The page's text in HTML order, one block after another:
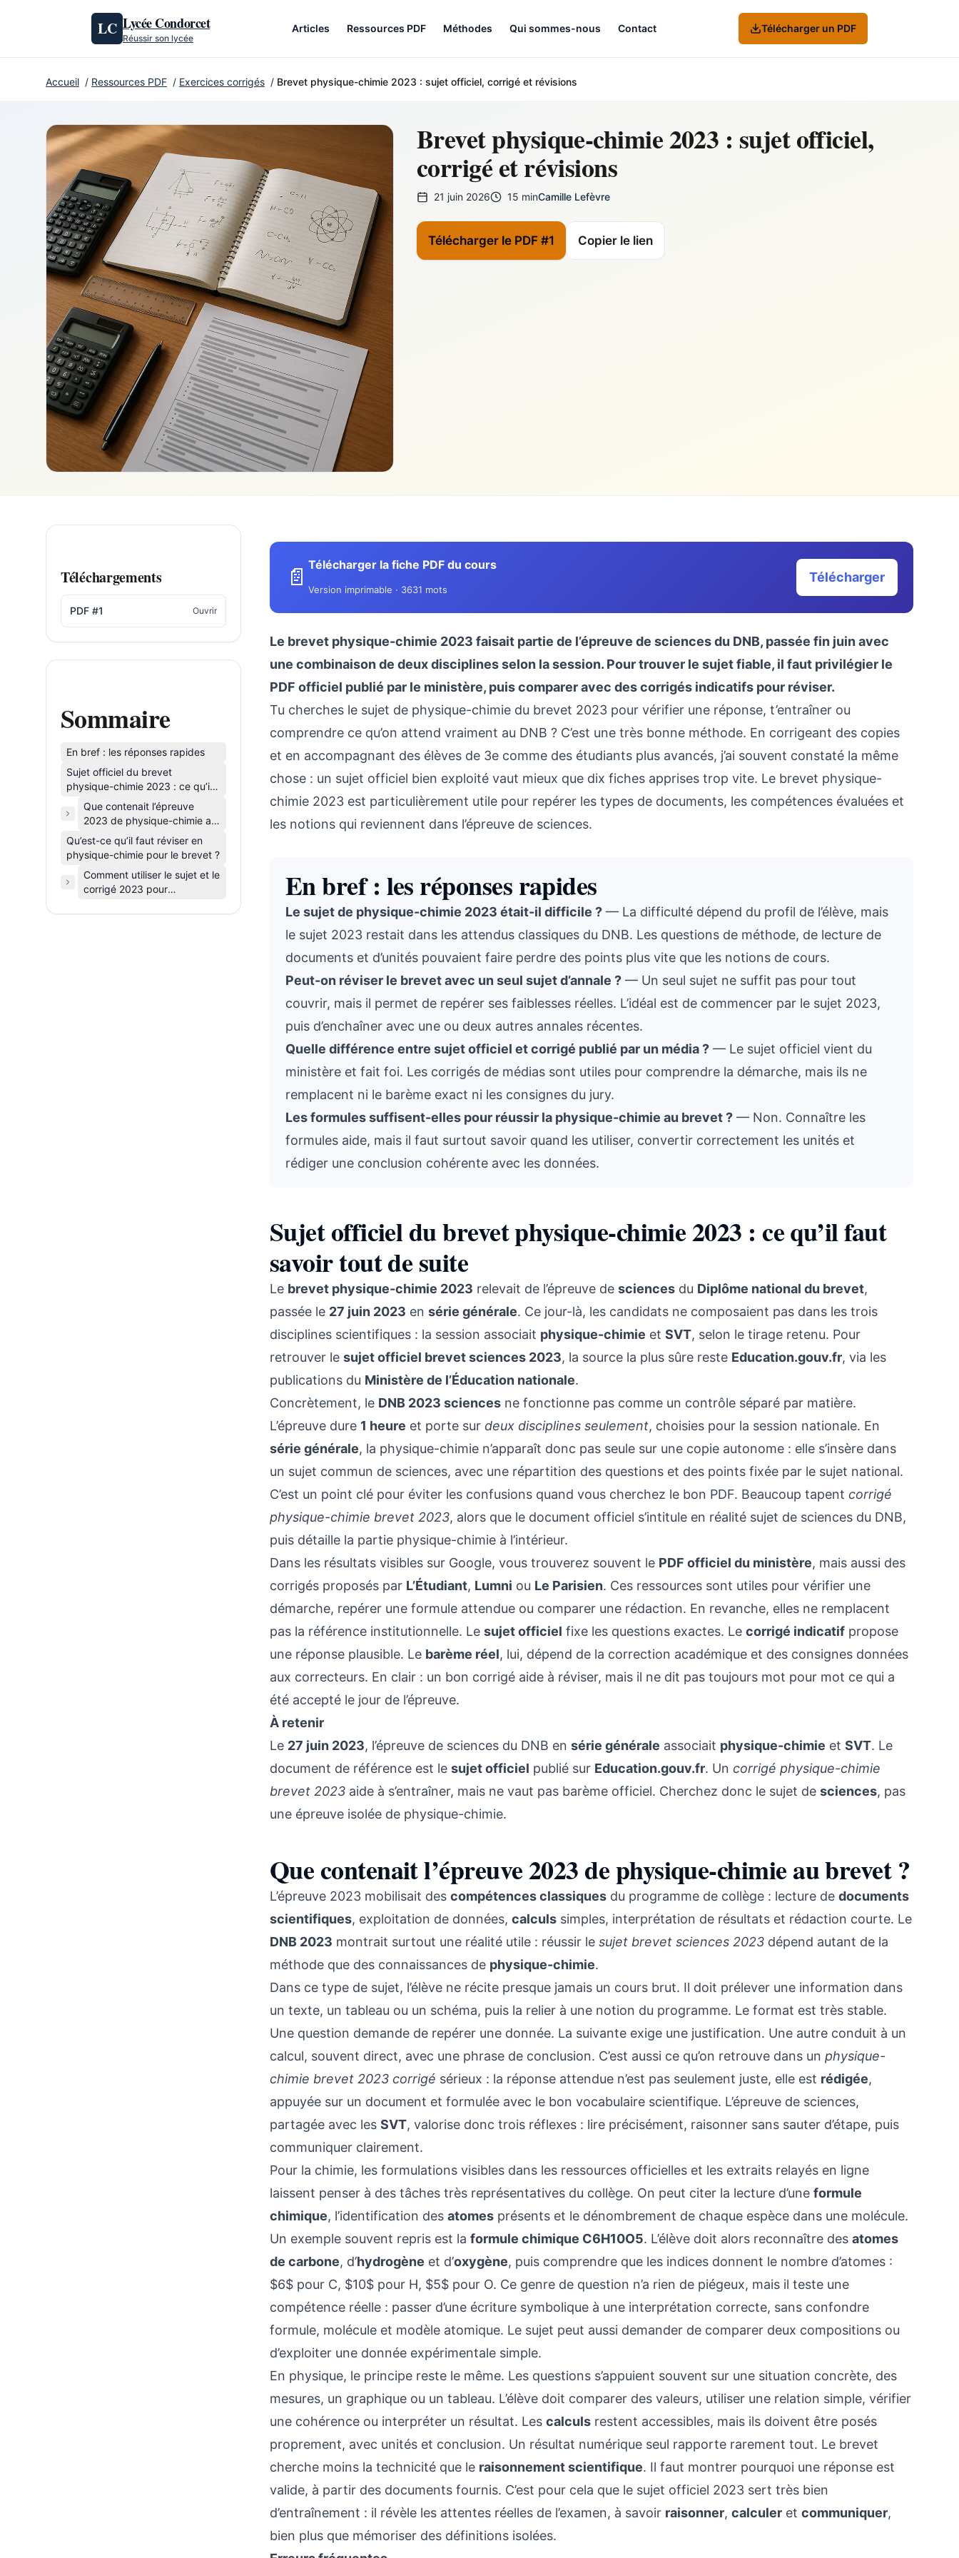
LC Lycée Condorcet
Réussir son lycée
Articles Ressources PDF Méthodes Qui sommes-nous Contact Télécharger un PDF
Accueil / Ressources PDF / Exercices corrigés / Brevet physique-chimie 2023 : sujet officiel, corrigé et révisions
Brevet physique-chimie 2023 : sujet officiel,
corrigé et révisions
21 juin 2026 15 minCamille Lefèvre
Télécharger le PDF #1 Copier le lien
Téléchargements
PDF #1 Ouvrir
Sommaire
En bref : les réponses rapides
Sujet officiel du brevet
physique-chimie 2023 : ce qu’il
faut savoir tout de suite
Que contenait l’épreuve
2023 de physique-chimie au
brevet ?
Qu’est-ce qu’il faut réviser en
physique-chimie pour le brevet ?
Comment utiliser le sujet et le
corrigé 2023 pour
📄 Télécharger la fiche PDF du cours
Version imprimable · 3631 mots
Télécharger
Le brevet physique-chimie 2023 faisait partie de l’épreuve de sciences du DNB, passée fin juin avec
une combinaison de deux disciplines selon la session. Pour trouver le sujet fiable, il faut privilégier le
PDF officiel publié par le ministère, puis comparer avec des corrigés indicatifs pour réviser.
Tu cherches le sujet de physique-chimie du brevet 2023 pour vérifier une réponse, t’entraîner ou
comprendre ce qu’on attend vraiment au DNB ? C’est une très bonne méthode. En corrigeant des copies
et en accompagnant des élèves de 3e comme des étudiants plus avancés, j’ai souvent constaté la même
chose : un sujet officiel bien exploité vaut mieux que dix fiches apprises trop vite. Le brevet physique-
chimie 2023 est particulièrement utile pour repérer les types de documents, les compétences évaluées et
les notions qui reviennent dans l’épreuve de sciences.
En bref : les réponses rapides
Le sujet de physique-chimie 2023 était-il difficile ?— La difficulté dépend du profil de l’élève, mais
le sujet 2023 restait dans les attendus classiques du DNB. Les questions de méthode, de lecture de
documents et d’unités pouvaient faire perdre des points plus vite que les notions de cours.
Peut-on réviser le brevet avec un seul sujet d’annale ?— Un seul sujet ne suffit pas pour tout
couvrir, mais il permet de repérer ses faiblesses réelles. L’idéal est de commencer par le sujet 2023,
puis d’enchaîner avec une ou deux autres annales récentes.
Quelle différence entre sujet officiel et corrigé publié par un média ?— Le sujet officiel vient du
ministère et fait foi. Les corrigés de médias sont utiles pour comprendre la démarche, mais ils ne
remplacent ni le barème exact ni les consignes du jury.
Les formules suffisent-elles pour réussir la physique-chimie au brevet ?— Non. Connaître les
formules aide, mais il faut surtout savoir quand les utiliser, convertir correctement les unités et
rédiger une conclusion cohérente avec les données.
Sujet officiel du brevet physique-chimie 2023 : ce qu’il faut
savoir tout de suite
Le brevet physique-chimie 2023 relevait de l’épreuve de sciencesdu Diplôme national du brevet,
passée le 27 juin 2023 en série générale. Ce jour-là, les candidats ne composaient pas dans les trois
disciplines scientifiques : la session associait physique-chimie et SVT, selon le tirage retenu. Pour
retrouver le sujet officiel brevet sciences 2023, la source la plus sûre reste Education.gouv.fr, via les
publications du Ministère de l’Éducation nationale.
Concrètement, le DNB 2023 sciencesne fonctionne pas comme un contrôle séparé par matière.
L’épreuve dure 1 heure et porte sur deux disciplines seulement, choisies pour la session nationale. En
série générale, la physique-chimie n’apparaît donc pas seule sur une copie autonome : elle s’insère dans
un sujet commun de sciences, avec une répartition des questions et des points fixée par le sujet national.
C’est un point clé pour éviter les confusions quand vous cherchez le bon PDF. Beaucoup tapent corrigé
physique-chimie brevet 2023, alors que le document officiel s’intitule en réalité sujet de sciences du DNB,
puis détaille la partie physique-chimie à l’intérieur.
Dans les résultats visibles sur Google, vous trouverez souvent le PDF officiel du ministère, mais aussi des
corrigés proposés par L’Étudiant, Lumni ou Le Parisien. Ces ressources sont utiles pour vérifier une
démarche, repérer une formule attendue ou comparer une rédaction. En revanche, elles ne remplacent
pas la référence institutionnelle. Le sujet officiel fixe les questions exactes. Le corrigé indicatifpropose
une réponse plausible. Le barème réel, lui, dépend de la correction académique et des consignes données
aux correcteurs. En clair : un bon corrigé aide à réviser, mais il ne dit pas toujours mot pour mot ce qui a
été accepté le jour de l’épreuve.
À retenir
Le 27 juin 2023, l’épreuve de sciences du DNB en série générale associait physique-chimie et SVT. Le
document de référence est le sujet officiel publié sur Education.gouv.fr. Un corrigé physique-chimie
brevet 2023aide à s’entraîner, mais ne vaut pas barème officiel. Cherchez donc le sujet de sciences, pas
une épreuve isolée de physique-chimie.
Que contenait l’épreuve 2023 de physique-chimie au brevet ?
L’épreuve 2023 mobilisait des compétences classiquesdu programme de collège : lecture de documents
scientifiques, exploitation de données, calculssimples, interprétation de résultats et rédaction courte. Le
DNB 2023 montrait surtout une réalité utile : réussir le sujet brevet sciences 2023dépend autant de la
méthode que des connaissances de physique-chimie.
Dans ce type de sujet, l’élève ne récite presque jamais un cours brut. Il doit prélever une information dans
un texte, un tableau ou un schéma, puis la relier à une notion du programme. Le format est très stable.
Une question demande de repérer une donnée. La suivante exige une justification. Une autre conduit à un
calcul, souvent direct, avec une phrase de conclusion. C’est aussi ce qu’on retrouve dans un physique-
chimie brevet 2023 corrigé sérieux : la réponse attendue n’est pas seulement juste, elle est rédigée,
appuyée sur un document et formulée avec le bon vocabulaire scientifique. L’épreuve de sciences,
partagée avec les SVT, valorise donc trois réflexes : lire précisément, raisonner sans sauter d’étape, puis
communiquer clairement.
Pour la chimie, les formulations visibles dans les ressources officielles et les extraits relayés en ligne
laissent penser à des tâches très représentatives du collège. On peut citer la lecture d’une formule
chimique, l’identification des atomesprésents et le dénombrement de chaque espèce dans une molécule.
Un exemple souvent repris est la formule chimique C6H10O5. L’élève doit alors reconnaître des atomes
de carbone, d’hydrogène et d’oxygène, puis comprendre que les indices donnent le nombre d’atomes :
$6$ pour C, $10$ pour H, $5$ pour O. Ce genre de question n’a rien de piégeux, mais il teste une
compétence réelle : passer d’une écriture symbolique à une interprétation correcte, sans confondre
formule, molécule et modèle atomique. Le sujet peut aussi demander de comparer deux compositions ou
d’exploiter une donnée expérimentale simple.
En physique, le principe reste le même. Les questions s’appuient souvent sur une situation concrète, des
mesures, un graphique ou un tableau. L’élève doit comparer des valeurs, utiliser une relation simple, vérifier
une cohérence ou interpréter un résultat. Les calculsrestent accessibles, mais ils doivent être posés
proprement, avec unités et conclusion. Un résultat numérique seul rapporte rarement tout. Le brevet
cherche moins la technicité que le raisonnement scientifique. Il faut montrer pourquoi une réponse est
valide, à partir des documents fournis. C’est pour cela que le sujet officiel 2023 sert très bien
d’entraînement : il révèle les attentes réelles de l’examen, à savoir raisonner, calculeret communiquer,
bien plus que mémoriser des définitions isolées.